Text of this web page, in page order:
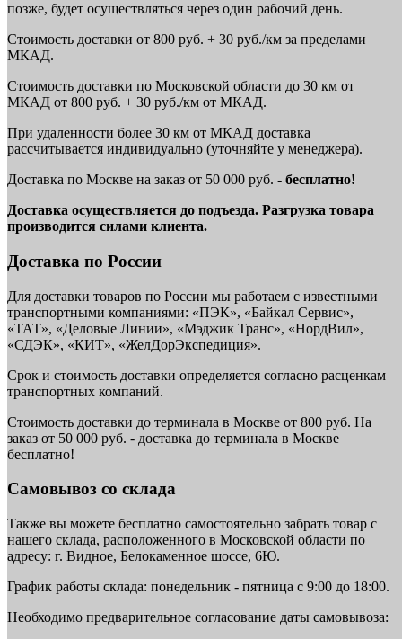
позже, будет осуществляться через один рабочий день.
Стоимость доставки от 800 руб. + 30 руб./км за пределами
МКАД.
Стоимость доставки по Московской области до 30 км от
МКАД от 800 руб. + 30 руб./км от МКАД.
При удаленности более 30 км от МКАД доставка
рассчитывается индивидуально (уточняйте у менеджера).
Доставка по Москве на заказ от 50 000 руб. - бесплатно!
Доставка осуществляется до подъезда. Разгрузка товара
производится силами клиента.
Доставка по России
Для доставки товаров по России мы работаем с известными
транспортными компаниями: «ПЭК», «Байкал Сервис»,
«ТАТ», «Деловые Линии», «Мэджик Транс», «НордВил»,
«СДЭК», «КИТ», «ЖелДорЭкспедиция».
Срок и стоимость доставки определяется согласно расценкам
транспортных компаний.
Стоимость доставки до терминала в Москве от 800 руб. На
заказ от 50 000 руб. - доставка до терминала в Москве
бесплатно!
Самовывоз со склада
Также вы можете бесплатно самостоятельно забрать товар с
нашего склада, расположенного в Московской области по
адресу: г. Видное, Белокаменное шоссе, 6Ю.
График работы склада: понедельник - пятница с 9:00 до 18:00.
Необходимо предварительное согласование даты самовывоза: